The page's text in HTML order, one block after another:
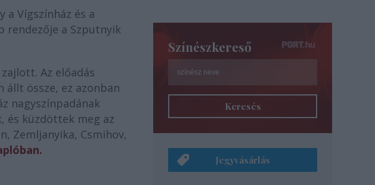
Vígszínház és a
rendezője a Szputnyik
Az előadás
állt össze, ez azonban
nagyszínpadának
és küzdöttek meg az
Zemljanyika, Csmihov,
Színészkereső
Keresés
Jegyvásárlás